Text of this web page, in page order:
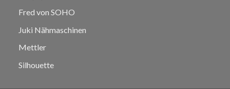
Fred von SOHO
Juki Nähmaschinen
Mettler
Silhouette